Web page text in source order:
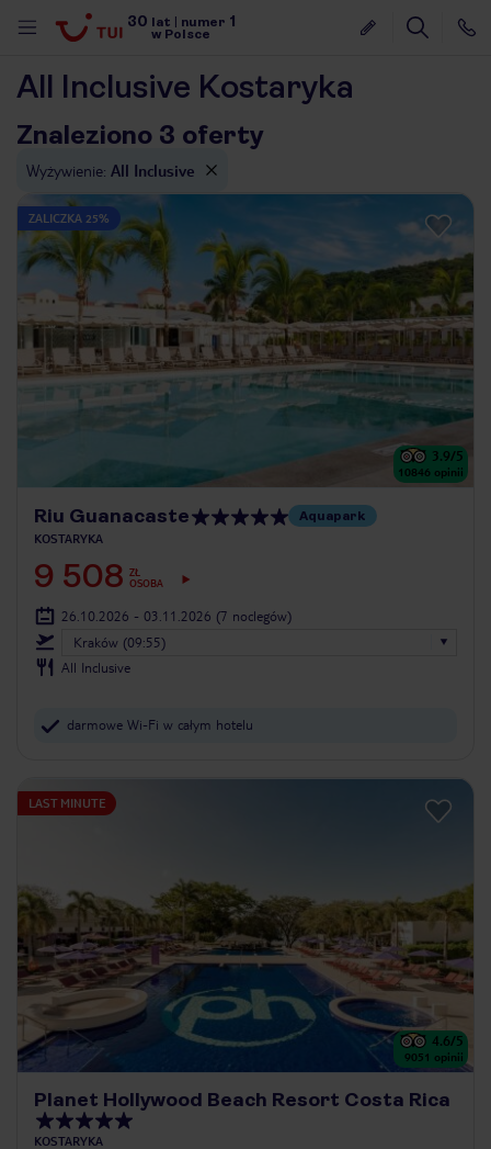
30 lat numer 1
w Polsce
All Inclusive Kostaryka
Znaleziono 3 oferty
Wyżywienie: All Inclusive
ZALICZKA 25%
3.9/5
10846 opinii
Riu Guanacaste Aquapark
KOSTARYKA
9 508 ZŁ
OSOBA
26.10.2026 - 03.11.2026 (7 noclegów)
Kraków (09:55)
All Inclusive
darmowe Wi-Fi w całym hotelu
LAST MINUTE
4.6/5
9051 opinii
Planet Hollywood Beach Resort Costa Rica
KOSTARYKA